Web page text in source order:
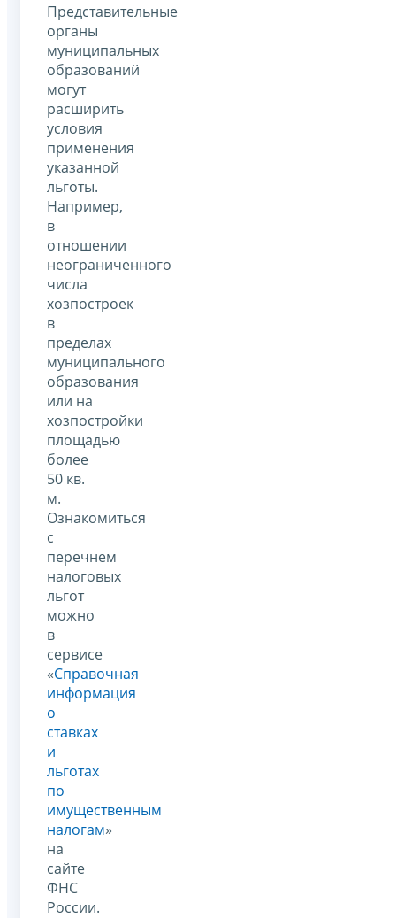
Представительные
органы
муниципальных
образований
могут
расширить
условия
применения
указанной
льготы.
Например,
в
отношении
неограниченного
числа
хозпостроек
в
пределах
муниципального
образования
или на
хозпостройки
площадью
более
50 кв.
м.
Ознакомиться
с
перечнем
налоговых
льгот
можно
в
сервисе
«Справочная
информация
о
ставках
и
льготах
по
имущественным
налогам»
на
сайте
ФНС
России.